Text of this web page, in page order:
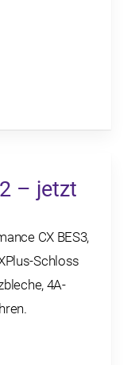
– jetzt
CX BES3,
Schloss
4A-